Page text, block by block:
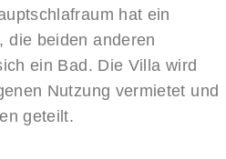
hat ein
die beiden anderen
ein Bad. Die Villa wird
Nutzung vermietet und
geteilt.